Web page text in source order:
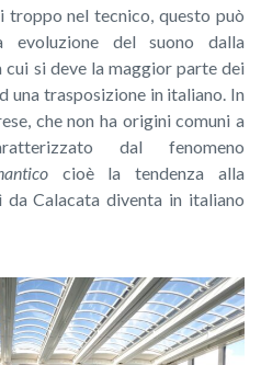
troppo nel tecnico, questo può
del suono dalla
si deve la maggior parte dei
una trasposizione in italiano. In
che non ha origini comuni a
dal fenomeno
cioè la tendenza alla
Calacata diventa in italiano